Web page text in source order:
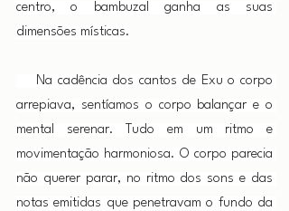
centro, o bambuzal ganha as suas
dimensões místicas.
Na cadência dos cantos de Exu o corpo
arrepiava, sentíamos o corpo balançar e o
mental serenar. Tudo em um ritmo e
movimentação harmoniosa. O corpo parecia
não querer parar, no ritmo dos sons e das
notas emitidas que penetravam o fundo da